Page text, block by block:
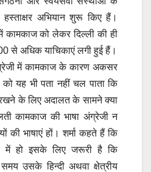
अभियान शुरू किए हैं।
कामकाज को लेकर दिल्ली की ही
से अधिक याचिकाएं लगी हुई हैं।
में कामकाज के कारण अकसर
यह भी पता नहीं चल पाता कि
के लिए अदालत के सामने क्या
कामकाज की भाषा अंग्रेजी न
की भाषाएं हों। शर्मा कहते हैं कि
में हो इसके लिए जरूरी है कि
उसके हिन्दी अथवा क्षेत्रीय